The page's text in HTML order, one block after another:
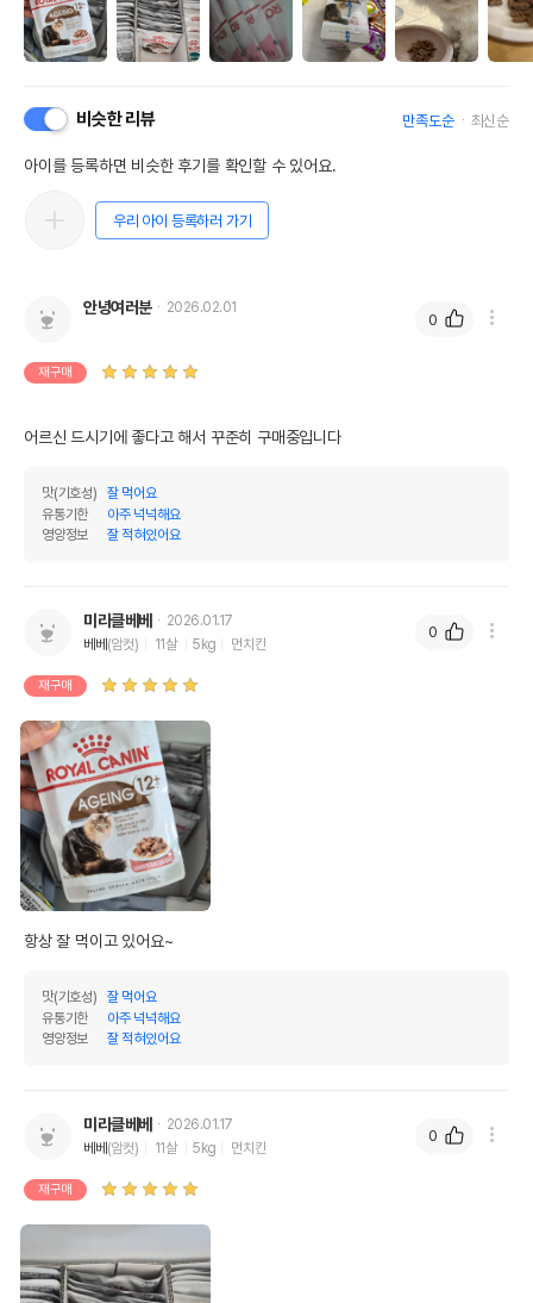
비슷한 리뷰 만족도순 최신순
아이를 등록하면 비슷한 후기를 확인할 수 있어요.
우리 아이 등록하러 가기
안녕여러분 2026.02.01
재구매
어르신 드시기에 좋다고 해서 꾸준히 구매중입니다
맛(기호성)
잘 먹어요
유통기한
아주 넉넉해요
영양정보
잘 적혀있어요
0
미라클베베
2026.01.17
베베 (암컷) 11살 5kg 먼치킨
재구매
항상 잘 먹이고 있어요~
맛(기호성)
잘 먹어요
유통기한
아주 넉넉해요
영양정보
잘 적혀있어요
0
미라클베베
2026.01.17
베베(암컷) 11살 5kg 먼치킨
재구매
0